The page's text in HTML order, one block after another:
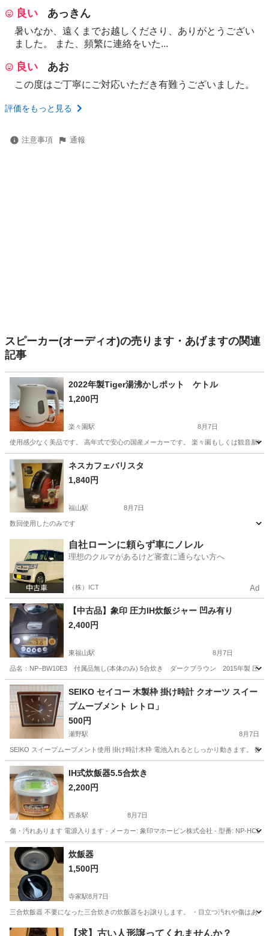
良い あっきん
暑いなか、遠くまでお越しくださり、ありがとうござい
ました。 また、頻繁に連絡をいた...
良い あお
この度はご丁寧にご対応いただき有難うございました。
評価をもっと見る
注意事項 通報
スピーカー(オーディオ)の売ります・あげますの関連
記事
2022年製Tiger湯沸かしポット ケトル
1,200円
楽々園駅 8月7日
使用感少なく美品です。 高年式で安心の国産メーカーです。 楽々園もしくは観音新町
広島 広島市 楽々園駅 キッチン家電
ネスカフェバリスタ
1,840円
福山駅 8月7日
数回使用したのみです
福山駅 キッチン家電
自社ローンに頼らず車にノレル
理想のクルマがあるけど審査に通らない方へ
（株）ICT Ad
【中古品】象印 圧力IH炊飯ジャー 凹み有り
2,400円
東福山駅 8月7日
品名：NP−BW10E3 付属品無し(本体のみ) 5合炊き ダークブラウン 2015年製 圧力
広島 福山市 東福山駅 キッチン家電
SEIKO セイコー 木製枠 掛け時計 クオーツ スイー
プムーブメント レトロ」
500円
瀬野駅 8月7日
SEIKO スイープムーブメント使用 掛け時計木枠 電池入れるとしっかり動きます。 数
広島 広島市 瀬野駅 その他
IH式炊飯器5.5合炊き
2,200円
西条駅 8月7日
傷・汚れあります 電源入ります - メーカー: 象印マホービン株式会社 - 型番: NP-
広島 東広島市 西条駅
炊飯器
1,500円
寺家駅8月7日
三合炊飯器 不要になった三合炊きの炊飯器をお譲りします。 ・目立つ汚れや傷はあり
広島 東広島市 寺家駅 キッチン家電
【求】古い人形譲ってくれませんか？